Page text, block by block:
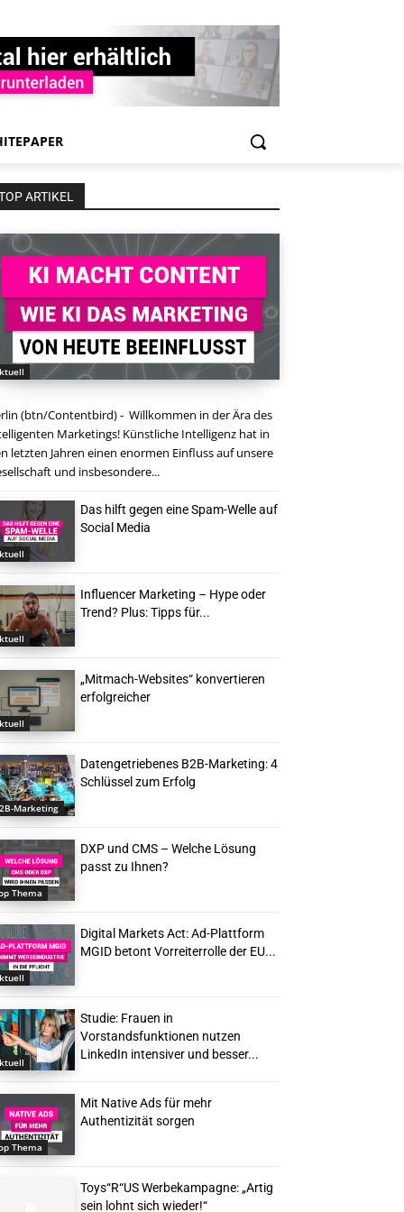
ARTIKEL
(btn/Contentbird) - Willkommen in der Ära des
Marketings! Künstliche Intelligenz hat in
letzten Jahren einen enormen Einfluss auf unsere
und insbesondere...
Das hilft gegen eine Spam-Welle auf
Social Media
Influencer Marketing – Hype oder
Trend? Plus: Tipps für...
„Mitmach-Websites“ konvertieren
erfolgreicher
Marketing
Datengetriebenes B2B-Marketing: 4
Schlüssel zum Erfolg
Thema
DXP und CMS – Welche Lösung
passt zu Ihnen?
Digital Markets Act: Ad-Plattform
MGID betont Vorreiterrolle der EU...
Studie: Frauen in
Vorstandsfunktionen nutzen
LinkedIn intensiver und besser...
Thema
Mit Native Ads für mehr
Authentizität sorgen
Toys“R“US Werbekampagne: „Artig
sein lohnt sich wieder!“